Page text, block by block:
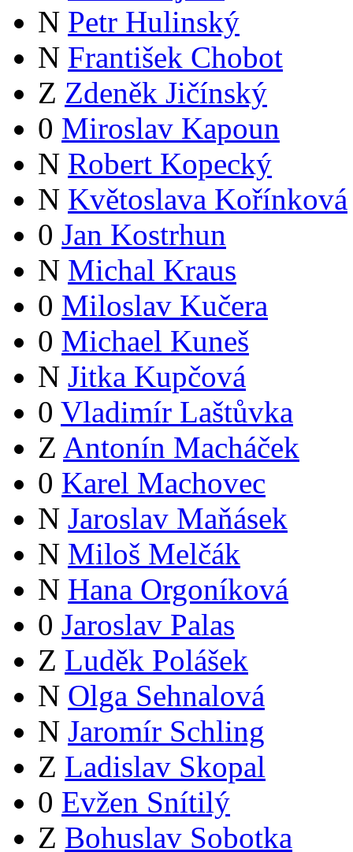
N Petr Hulinský
N František Chobot
Z Zdeněk Jičínský
0 Miroslav Kapoun
N Robert Kopecký
N Květoslava Kořínková
0 Jan Kostrhun
N Michal Kraus
0 Miloslav Kučera
0 Michael Kuneš
N Jitka Kupčová
0 Vladimír Laštůvka
Z Antonín Macháček
0 Karel Machovec
N Jaroslav Maňásek
N Miloš Melčák
N Hana Orgoníková
0 Jaroslav Palas
Z Luděk Polášek
N Olga Sehnalová
N Jaromír Schling
Z Ladislav Skopal
0 Evžen Snítilý
Z Bohuslav Sobotka